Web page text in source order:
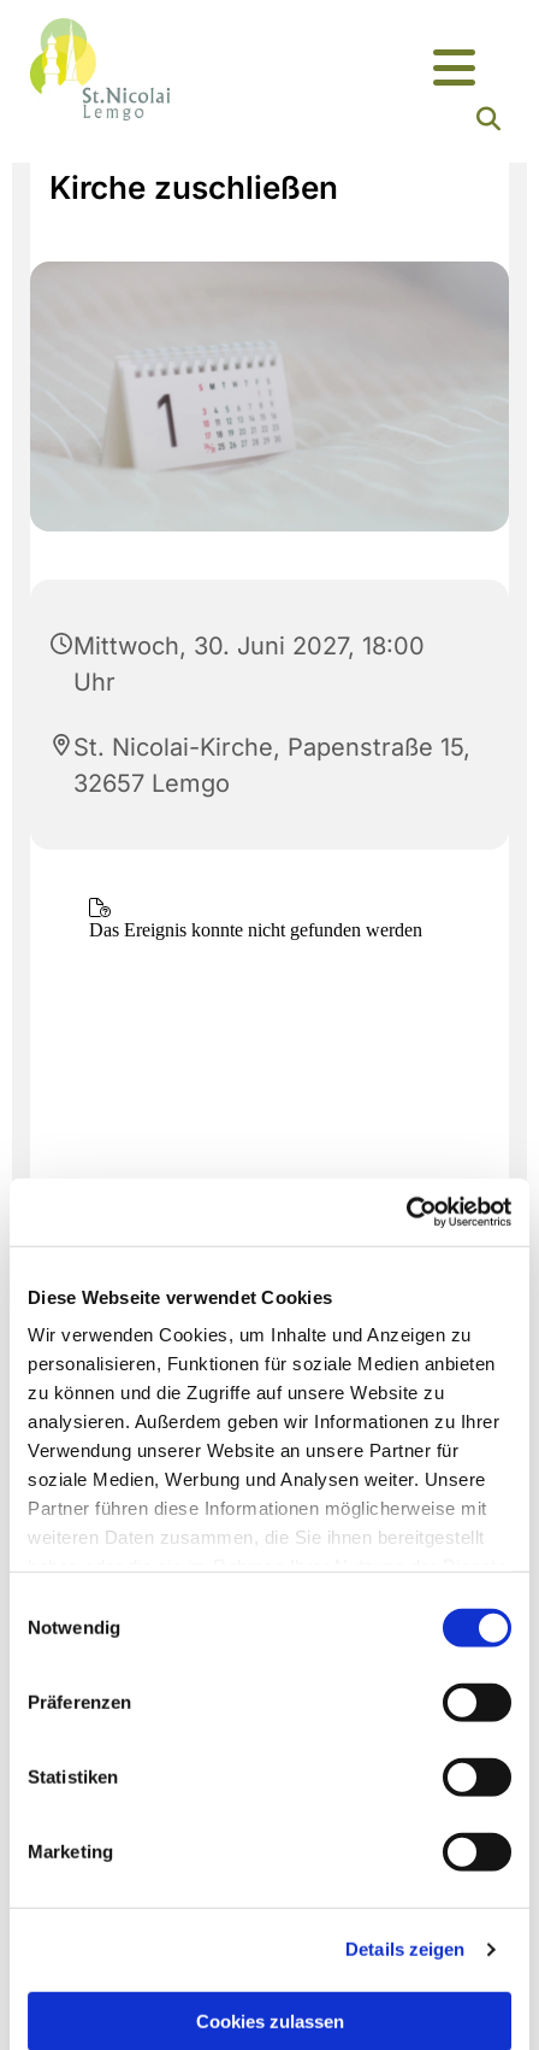
Diese Webseite verwendet Cookies
Wir verwenden Cookies, um Inhalte und Anzeigen zu
personalisieren, Funktionen für soziale Medien anbieten
zu können und die Zugriffe auf unsere Website zu
analysieren. Außerdem geben wir Informationen zu Ihrer
Verwendung unserer Website an unsere Partner für
soziale Medien, Werbung und Analysen weiter. Unsere
Partner führen diese Informationen möglicherweise mit
weiteren Daten zusammen, die Sie ihnen bereitgestellt
Notwendig
Präferenzen
Statistiken
Marketing
Details zeigen
Cookies zulassen
Kirche zuschließen
Mittwoch, 30. Juni 2027, 18:00
Uhr
St. Nicolai-Kirche, Papenstraße 15,
32657 Lemgo
Dies könnte Sie auch
interessieren